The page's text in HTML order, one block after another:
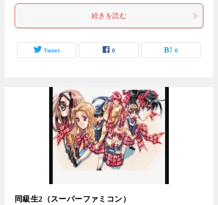
続きを読む
Tweet 0 0
同級生2（スーパーファミコン）